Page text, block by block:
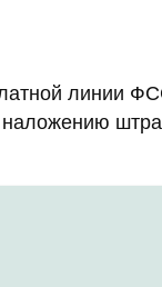
линии
наложению